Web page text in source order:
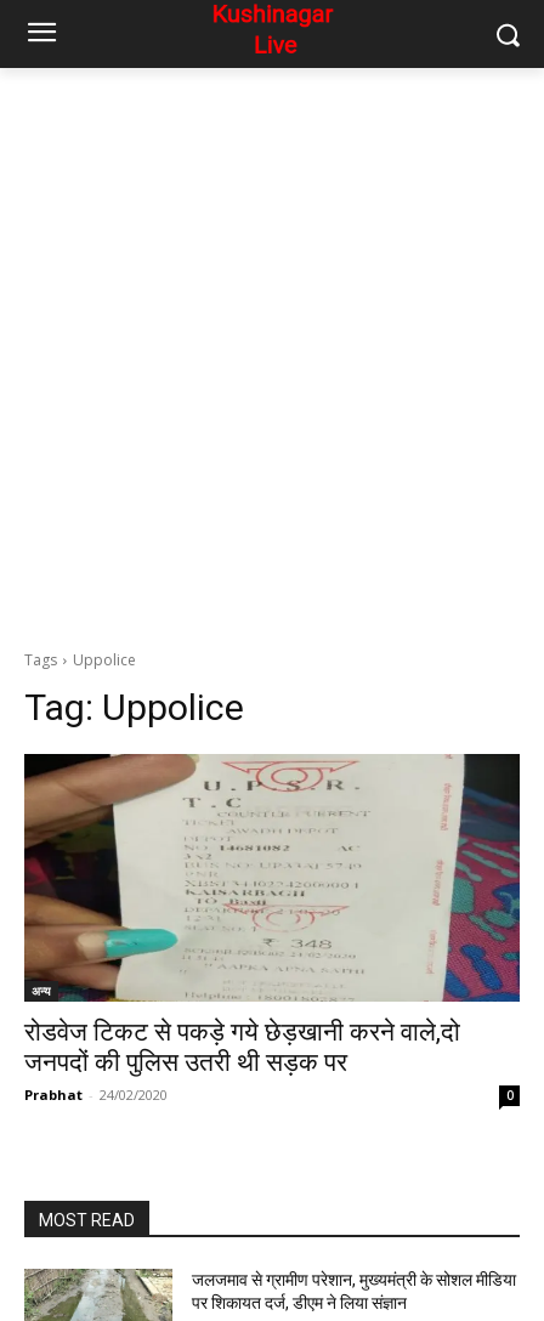
Tags Uppolice
Tag: Uppolice
अन्य
रोडवेज टिकट से पकड़े गये छेड़खानी करने वाले,दो
जनपदों की पुलिस उतरी थी सड़क पर
Prabhat - 24/02/2020 0
MOST READ
जलजमाव से ग्रामीण परेशान, मुख्यमंत्री के सोशल मीडिया
पर शिकायत दर्ज, डीएम ने लिया संज्ञान